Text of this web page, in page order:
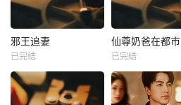
热播
邪王追妻
未知
邪王追妻
已完结
热播
未知
仙尊奶爸在都市
已完结